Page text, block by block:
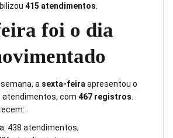
415 atendimentos
foi o dia
a sexta-feiraapresentou o
atendimentos, com 467 registros.
438 atendimentos;